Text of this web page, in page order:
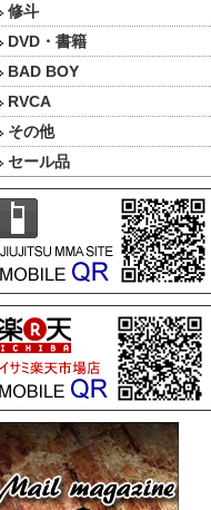
修斗
DVD・書籍
BAD BOY
RVCA
その他
セール品